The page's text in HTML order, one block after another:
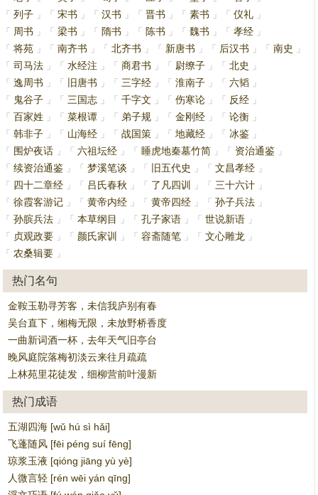
「
列子 」 「 宋书 」 「 汉书 」 「 晋书 」 「 素书 」 「 仪礼 」
「
周书 」 「 梁书 」 「 隋书 」 「 陈书 」 「 魏书 」 「 孝经 」
「
将苑 」 「 南齐书 」 「 北齐书 」 「 新唐书 」 「 后汉书 」 「 南史
」
「
司马法 」 「 水经注 」 「 商君书 」 「 尉缭子 」 「 北史
」
「
逸周书 」 「 旧唐书 」 「 三字经 」 「 淮南子 」 「 六韬 」
「
鬼谷子 」 「 三国志 」 「 千字文 」 「 伤寒论 」 「 反经 」
「
百家姓 」 「 菜根谭 」 「 弟子规 」 「 金刚经 」 「 论衡 」
「
韩非子 」 「 山海经 」 「 战国策 」 「 地藏经 」 「 冰鉴 」
「
围炉夜话 」 「 六祖坛经 」 「 睡虎地秦墓竹简 」 「 资治通鉴 」
「
续资治通鉴 」 「 梦溪笔谈 」 「 旧五代史 」 「 文昌孝经 」
「
四十二章经 」 「 吕氏春秋 」 「 了凡四训 」 「 三十六计 」
「
徐霞客游记 」 「 黄帝内经 」 「 黄帝四经 」 「 孙子兵法 」
「
孙膑兵法 」 「 本草纲目 」 「 孔子家语 」 「 世说新语 」
「
贞观政要 」 「 颜氏家训 」 「 容斋随笔 」 「 文心雕龙
」
「
农桑辑要 」
热门名句
金鞍玉勒寻芳客，未信我庐别有春
吴台直下，缃梅无限，未放野桥香度
一曲新词酒一杯，去年天气旧亭台
晚风庭院落梅初淡云来往月疏疏
上林苑里花徒发，细柳营前叶漫新
热门成语
五湖四海 [wǔ hú sì hǎi]
飞蓬随风 [fēi péng suí fēng]
琼浆玉液 [qióng jiāng yù yè]
人微言轻 [rén wēi yán qīng]